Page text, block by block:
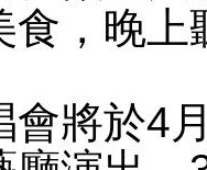
食，晚上
會將於4